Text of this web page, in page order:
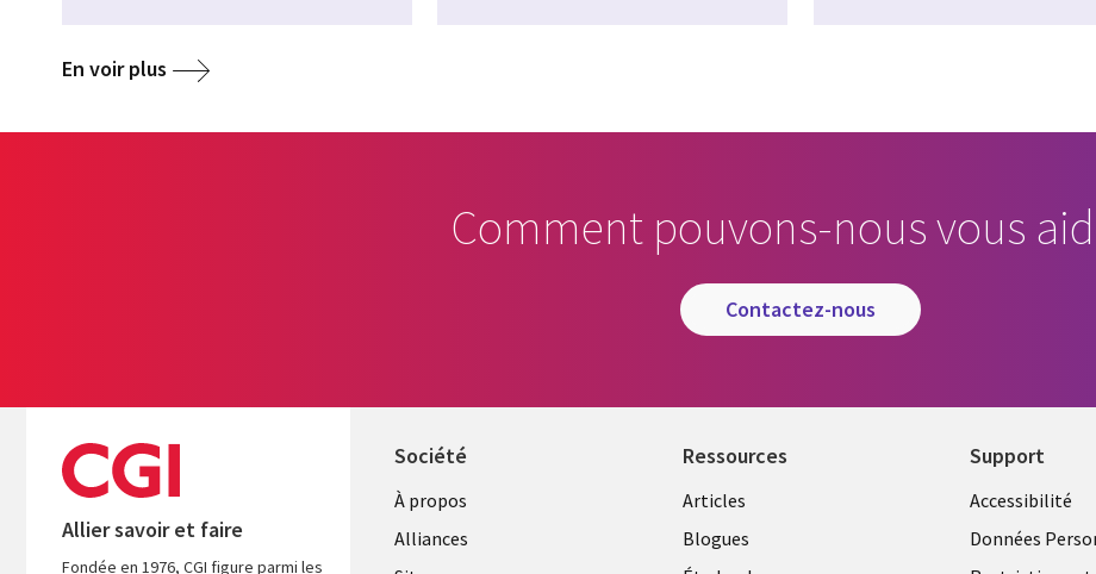
En voir plus
Comment pouvons-nous vous
contactez-nous
Allier savoir et faire
Fondée en 1976, CGI figure parmi les
Société
À propos
Alliances
Ressources
Articles
Blogues
Support
Accessibilité
Données